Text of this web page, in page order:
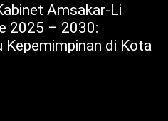
Amsakar-Li
2025 – 2030:
Kepemimpinan di Kota